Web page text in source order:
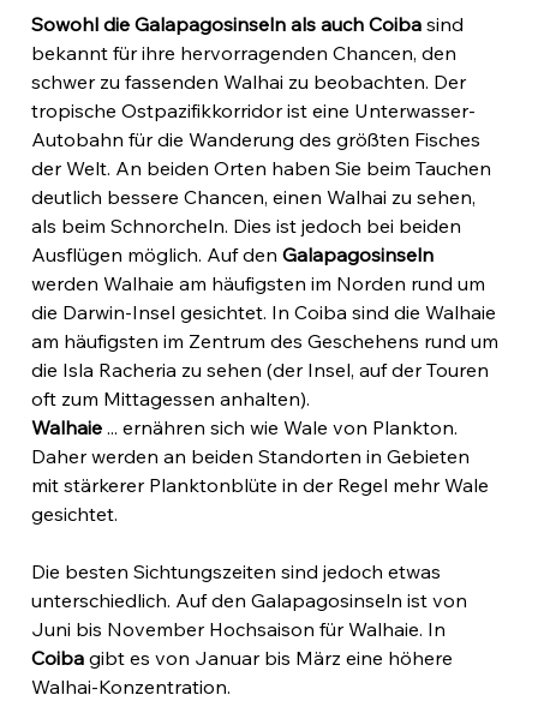
Sowohl die Galapagosinseln als auch Coiba sind
bekannt für ihre hervorragenden Chancen, den
schwer zu fassenden Walhai zu beobachten. Der
tropische Ostpazifikkorridor ist eine Unterwasser-
Autobahn für die Wanderung des größten Fisches
der Welt. An beiden Orten haben Sie beim Tauchen
deutlich bessere Chancen, einen Walhai zu sehen,
als beim Schnorcheln. Dies ist jedoch bei beiden
Ausflügen möglich. Auf den Galapagosinseln
werden Walhaie am häufigsten im Norden rund um
die Darwin-Insel gesichtet. In Coiba sind die Walhaie
am häufigsten im Zentrum des Geschehens rund um
die Isla Racheria zu sehen (der Insel, auf der Touren
oft zum Mittagessen anhalten).
Walhaie ... ernähren sich wie Wale von Plankton.
Daher werden an beiden Standorten in Gebieten
mit stärkerer Planktonblüte in der Regel mehr Wale
gesichtet.
Die besten Sichtungszeiten sind jedoch etwas
unterschiedlich. Auf den Galapagosinseln ist von
Juni bis November Hochsaison für Walhaie. In
Coiba gibt es von Januar bis März eine höhere
Walhai-Konzentration.